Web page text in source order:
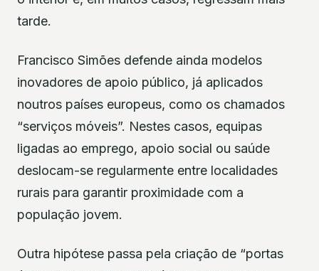
tarde.
Francisco Simões defende ainda modelos
inovadores de apoio público, já aplicados
noutros países europeus, como os chamados
“serviços móveis”. Nestes casos, equipas
ligadas ao emprego, apoio social ou saúde
deslocam-se regularmente entre localidades
rurais para garantir proximidade com a
população jovem.
Outra hipótese passa pela criação de “portas